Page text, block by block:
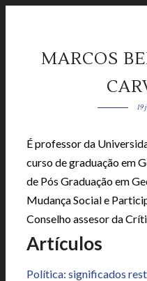
MARCOS
19
É professor da
curso de graduação em
de Pós Graduação em
Mudança Social e
Conselho assesor da
Artículos
Política: significados